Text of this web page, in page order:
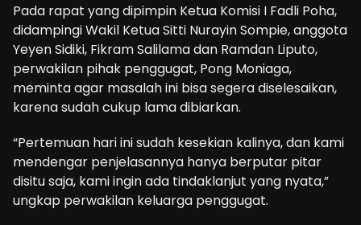
Pada rapat yang dipimpin Ketua Komisi I Fadli Poha,
didampingi Wakil Ketua Sitti Nurayin Sompie, anggota
Yeyen Sidiki, Fikram Salilama dan Ramdan Liputo,
perwakilan pihak penggugat, Pong Moniaga,
meminta agar masalah ini bisa segera diselesaikan,
karena sudah cukup lama dibiarkan.
“Pertemuan hari ini sudah kesekian kalinya, dan kami
mendengar penjelasannya hanya berputar pitar
disitu saja, kami ingin ada tindaklanjut yang nyata,”
ungkap perwakilan keluarga penggugat.